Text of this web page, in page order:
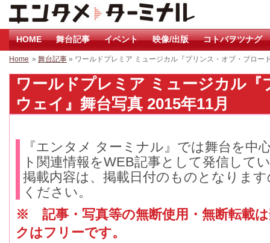
HOME 舞台記事 イベント 映像/出版 コトバヲツナグ
Home » 舞台記事 » ワールドプレミア ミュージカル『プリンス・オブ・ブロー
ワールドプレミア ミュージカル
ウェイ』舞台写真 2015年11月
『エンタメ ターミナル』では舞台を中
ト関連情報をWEB記事として発信して
掲載内容は、掲載日付のものとなりま
ください。
※ 記事・写真等の無断使用・無断転載
クはフリーです。